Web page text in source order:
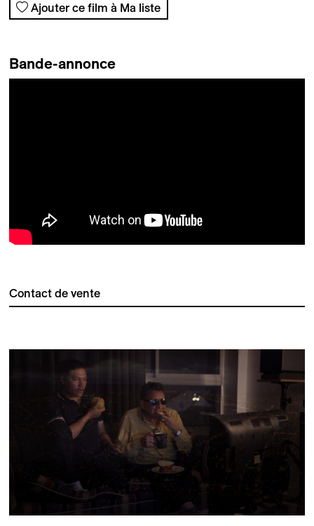
Ajouter ce film à Ma liste
Bande-annonce
Contact de vente